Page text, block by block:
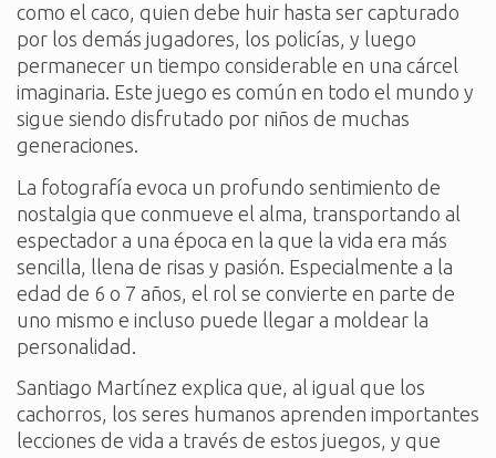
como el caco, quien debe huir hasta ser capturado
por los demás jugadores, los policías, y luego
permanecer un tiempo considerable en una cárcel
imaginaria. Este juego es común en todo el mundo y
sigue siendo disfrutado por niños de muchas
generaciones.
La fotografía evoca un profundo sentimiento de
nostalgia que conmueve el alma, transportando al
espectador a una época en la que la vida era más
sencilla, llena de risas y pasión. Especialmente a la
edad de 6 o 7 años, el rol se convierte en parte de
uno mismo e incluso puede llegar a moldear la
personalidad.
Santiago Martínez explica que, al igual que los
cachorros, los seres humanos aprenden importantes
lecciones de vida a través de estos juegos, y que